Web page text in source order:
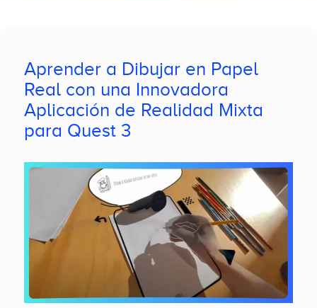
Aprender a Dibujar en Papel
Real con una Innovadora
Aplicación de Realidad Mixta
para Quest 3